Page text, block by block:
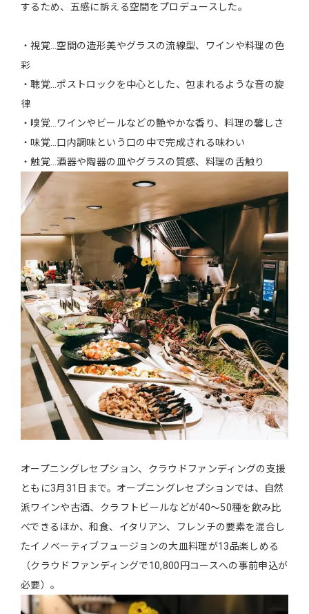
するため、五感に訴える空間をプロデュースした。
・視覚…空間の造形美やグラスの流線型、ワインや料理の色
彩
・聴覚…ポストロックを中心とした、包まれるような音の旋
律
・嗅覚…ワインやビールなどの艶やかな香り、料理の馨しさ
・味覚…口内調味という口の中で完成される味わい
・触覚…酒器や陶器の皿やグラスの質感、料理の舌触り
オープニングレセプション、クラウドファンディングの支援
ともに3月31日まで。オープニングレセプションでは、自然
派ワインや古酒、クラフトビールなどが40〜50種を飲み比
べできるほか、和食、イタリアン、フレンチの要素を混合し
たイノベーティブフュージョンの大皿料理が13品楽しめる
（クラウドファンディングで10,800円コースへの事前申込が
必要）。